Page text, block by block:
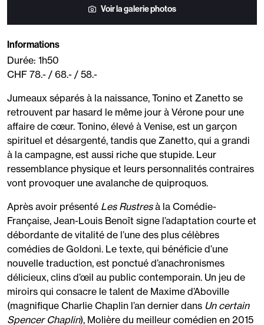
Voir la galerie photos
Informations
Durée: 1h50
CHF 78.- / 68.- / 58.-
Jumeaux séparés à la naissance, Tonino et Zanetto se
retrouvent par hasard le même jour à Vérone pour une
affaire de cœur. Tonino, élevé à Venise, est un garçon
spirituel et désargenté, tandis que Zanetto, qui a grandi
à la campagne, est aussi riche que stupide. Leur
ressemblance physique et leurs personnalités contraires
vont provoquer une avalanche de quiproquos.
Après avoir présenté Les Rustresà la Comédie-
Française, Jean-Louis Benoît signe l’adaptation courte et
débordante de vitalité de l’une des plus célèbres
comédies de Goldoni. Le texte, qui bénéficie d’une
nouvelle traduction, est ponctué d’anachronismes
délicieux, clins d’œil au public contemporain. Un jeu de
miroirs qui consacre le talent de Maxime d’Aboville
(magnifique Charlie Chaplin l’an dernier dans Un certain
Spencer Chaplin), Molière du meilleur comédien en 2015